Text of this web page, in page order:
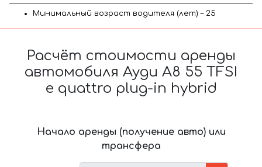
Минимальный возраст водителя (лет) – 25
Расчёт стоимости аренды
автомобиля Ауди A8 55 TFSI
e quattro plug-in hybrid
Начало аренды (получение авто) или
трансфера